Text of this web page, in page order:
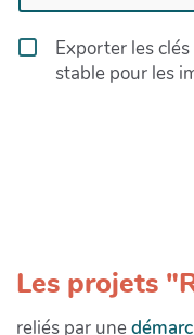
Exporter les
stable pour les